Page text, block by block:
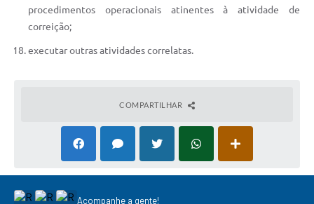
procedimentos operacionais atinentes à atividade de
correição;
executar outras atividades correlatas.
COMPARTILHAR
Acompanhe a gente!